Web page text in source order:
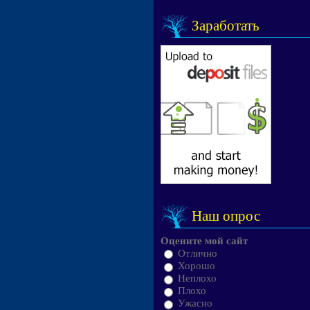
Заработать
Наш опрос
Оцените мой сайт
Отлично
Хорошо
Неплохо
Плохо
Ужасно